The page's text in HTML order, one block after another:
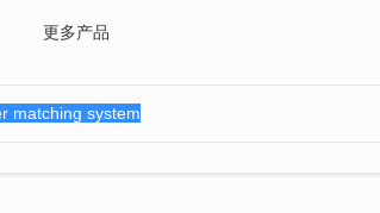
更多产品